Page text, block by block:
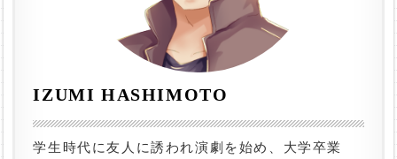
IZUMI HASHIMOTO
学生時代に友人に誘われ演劇を始め、大学卒業